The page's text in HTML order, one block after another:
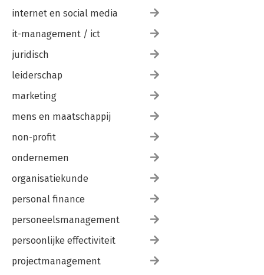
internet en social media
it-management / ict
juridisch
leiderschap
marketing
mens en maatschappij
non-profit
ondernemen
organisatiekunde
personal finance
personeelsmanagement
persoonlijke effectiviteit
projectmanagement